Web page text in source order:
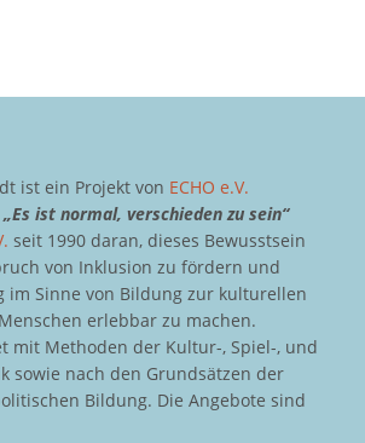
ist ein Projekt von ECHO e.V.
„Es ist normal, verschieden zu sein“
seit 1990 daran, dieses Bewusstsein
von Inklusion zu fördern und
im Sinne von Bildung zur kulturellen
erlebbar zu machen.
mit Methoden der Kultur-, Spiel-, und
sowie nach den Grundsätzen der
Bildung. Die Angebote sind